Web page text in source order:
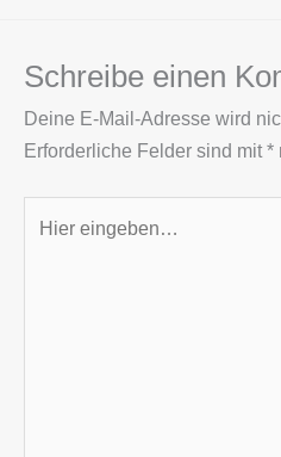
Schreibe einen
Deine E-Mail-Adresse wird
Erforderliche Felder sind mit *
eingeben…